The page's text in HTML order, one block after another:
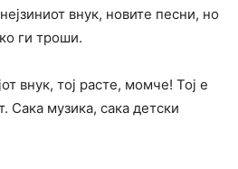
внук, новите песни, но
ги троши.
внук, тој расте, момче! Тој е
Сака музика, сака детски